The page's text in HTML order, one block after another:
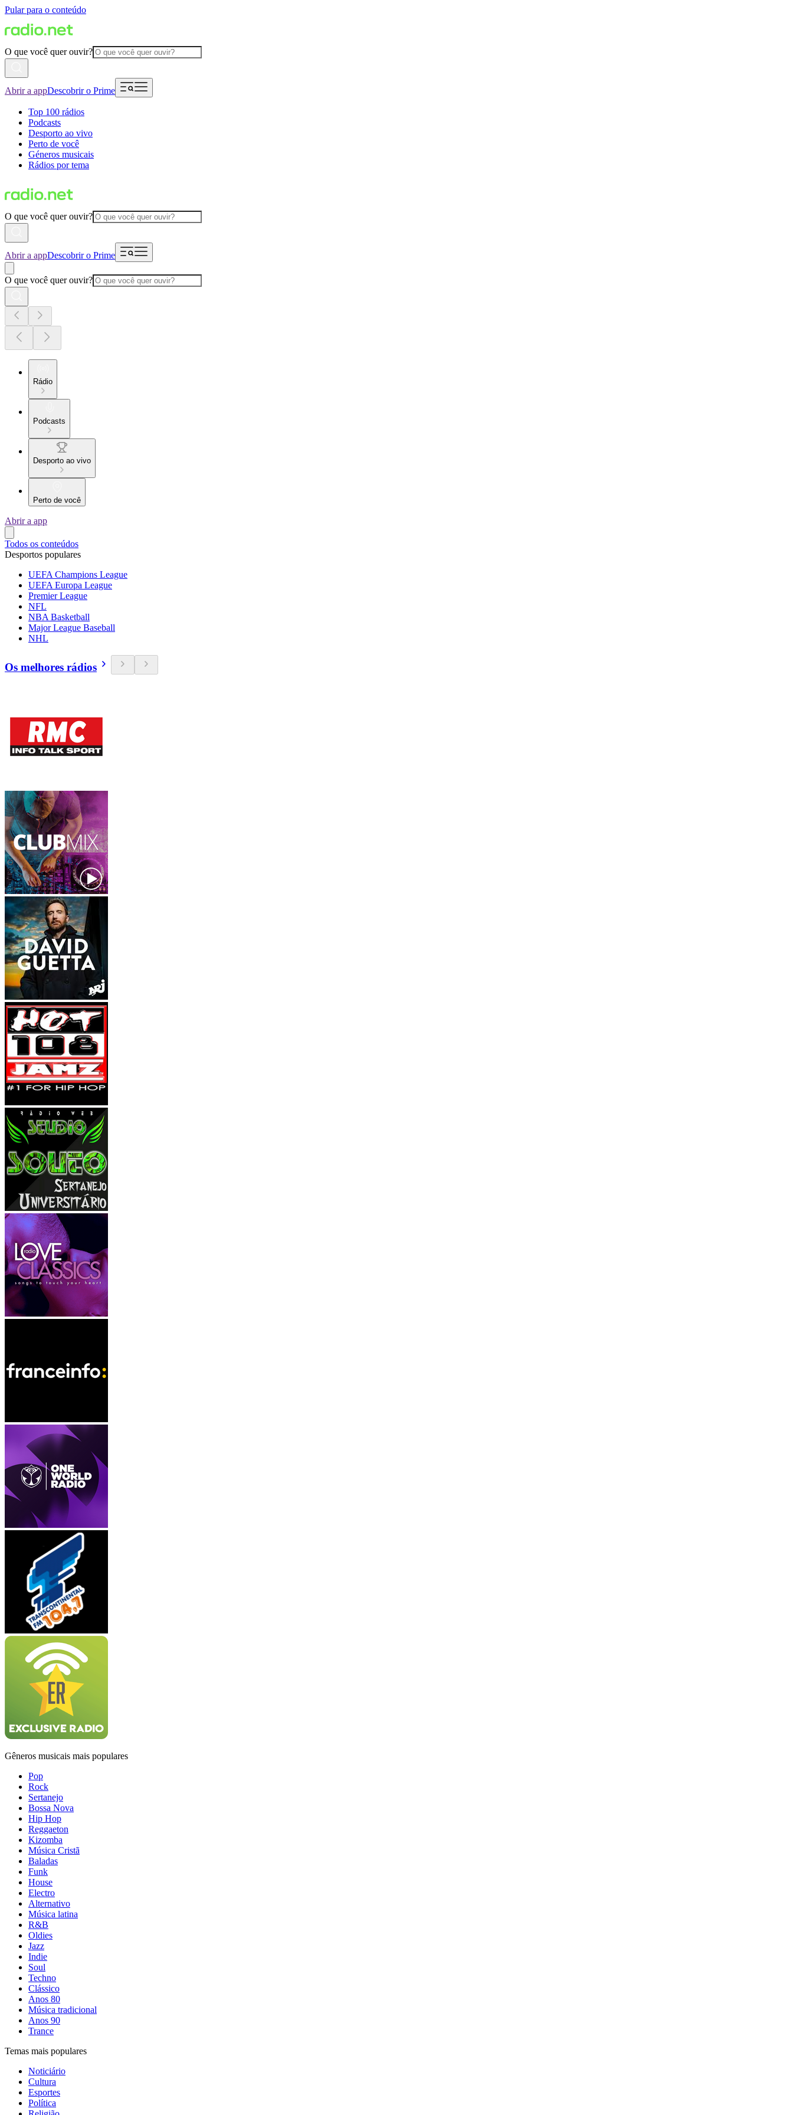
Pular para o conteúdo
O que você quer ouvir?
Abrir a appDescobrir o Prime
Top 100 rádios
Podcasts
Desporto ao vivo
Perto de você
Géneros musicais
Rádios por tema
O que você quer ouvir?
Abrir a appDescobrir o Prime
O que você quer ouvir?
Rádio
Podcasts
Desporto ao vivo
Perto de você
Abrir a app
Todos os conteúdos
Desportos populares
UEFA Champions League
UEFA Europa League
Premier League
NFL
NBA Basketball
Major League Baseball
NHL
Os melhores rádios
Gêneros musicais mais populares
Pop
Rock
Sertanejo
Bossa Nova
Hip Hop
Reggaeton
Kizomba
Música Cristã
Baladas
Funk
House
Electro
Alternativo
Música latina
R&B
Oldies
Jazz
Indie
Soul
Techno
Clássico
Anos 80
Música tradicional
Anos 90
Trance
Temas mais populares
Noticiário
Cultura
Esportes
Política